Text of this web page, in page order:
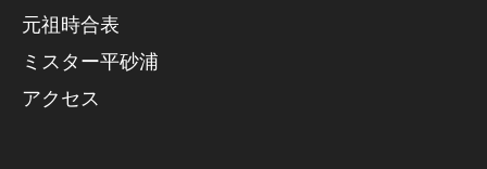
元祖時合表
ミスター平砂浦
アクセス